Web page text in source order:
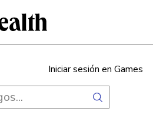
Iniciar sesión en Games